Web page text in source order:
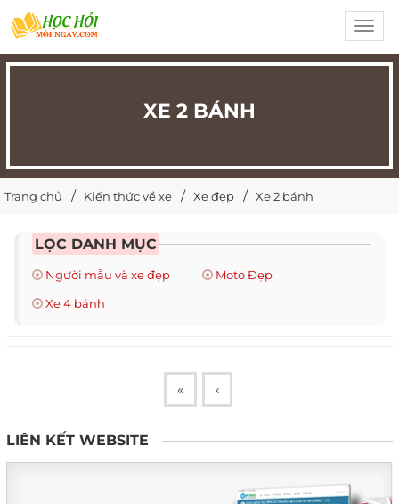
XE 2 BÁNH
Trang chủ Kiến thức về xe Xe đẹp Xe 2 bánh
LỌC DANH MỤC
Người mẫu và xe đẹp
Moto Đẹp
Xe 4 bánh
« ‹
LIÊN KẾT WEBSITE